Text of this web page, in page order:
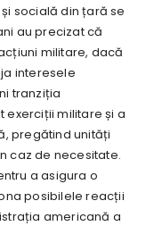
socială din țară se
au precizat că
militare, dacă
interesele
tranziția
exerciții militare și a
pregătind unități
caz de necesitate.
a asigura o
posibilele reacții
americană a